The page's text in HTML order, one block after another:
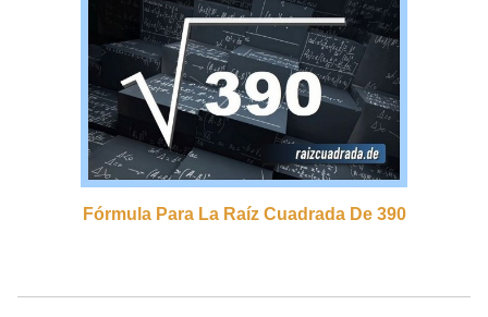
Fórmula Para La Raíz Cuadrada De 390